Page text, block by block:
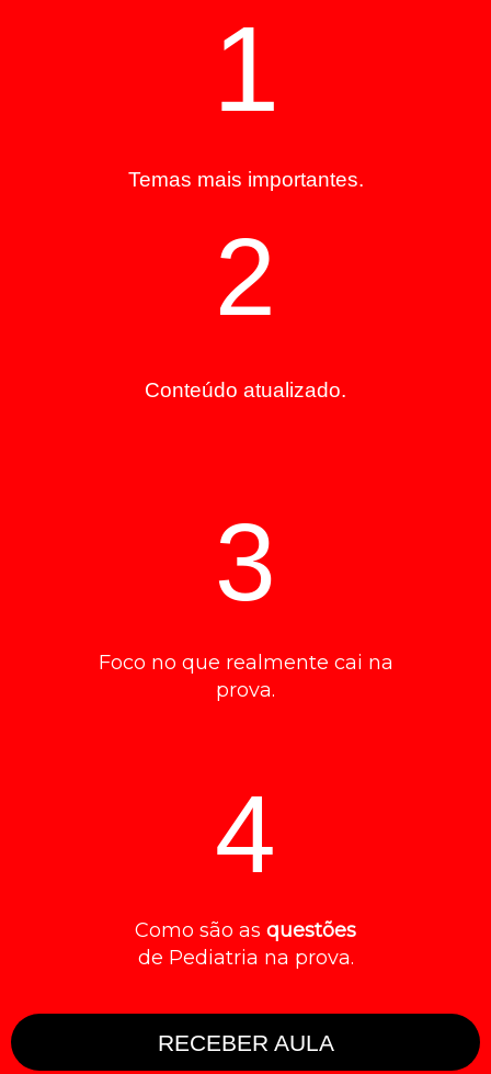
1
Temas mais importantes.
2
Conteúdo atualizado.
3
Foco no que realmente cai na
prova.
4
Como são as questões
de Pediatria na prova.
RECEBER AULA